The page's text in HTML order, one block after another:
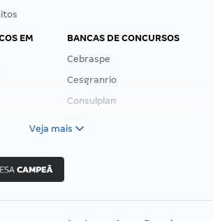
EM
BANCAS DE CONCURSOS
Cebraspe
Cesgranrio
Consulplan
Veja mais